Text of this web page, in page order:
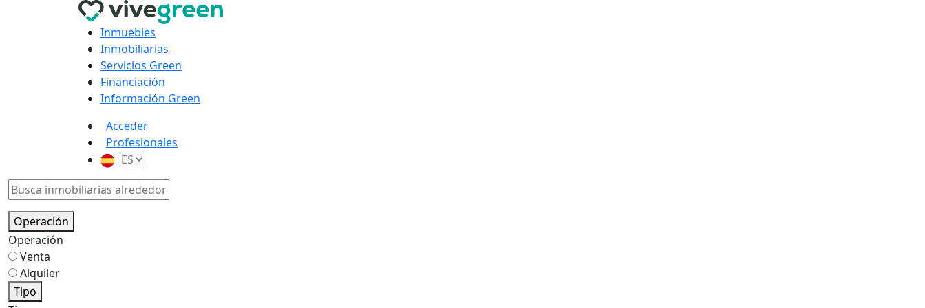
Inmuebles
Inmobiliarias
Servicios Green
Financiación
Información Green
Acceder
Profesionales
Operación
Operación
Venta
Alquiler
Tipo